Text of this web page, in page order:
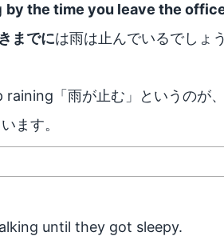
by the time you leave the
までには雨は止んでいるでしょう
raining「雨が止む」というのが
ます。
until they got sleepy.